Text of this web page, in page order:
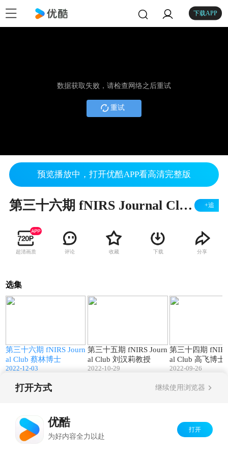
下载APP
数据获取失败，请检查网络之后重试
重试
预览播放中，打开优酷APP看高清完整版
第三十六期 fNIRS Journal Club 蔡林博士 +追
超清画质 评论 收藏 下载 分享
选集
第三十六期 fNIRS Journ
al Club 蔡林博士
2022-12-03
第三十五期 fNIRS Journ
al Club 刘汉莉教授
2022-10-29
第三十四期
al Club 高飞博士
2022-09-26
打开方式 继续使用浏览器
优酷
为好内容全力以赴
打开